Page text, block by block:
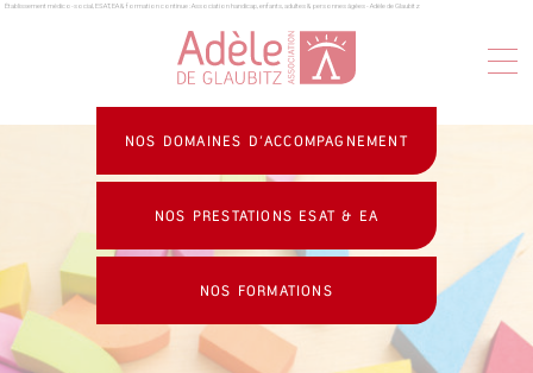
Panneau de gestion des cookies
Établissement médico-social, ESAT, EA & formation continue : Association handicap, enfants, adultes & personnes âgées - Adèle de Glaubitz
NOS DOMAINES D’ACCOMPAGNEMENT
NOS PRESTATIONS ESAT & EA
NOS FORMATIONS